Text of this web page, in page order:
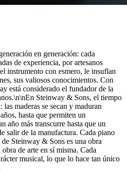
en generación: cada
de experiencia, por artesanos
instrumento con esmero, le insuflan
sus valiosos conocimientos. Con
está considerado el fundador de la
Steinway ⁠&⁠ Sons, el tiempo
maderas se secan y maduran
hasta que permiten un
año más transcurre hasta que un
salir de la manufactura. Cada piano
Steinway ⁠&⁠ Sons es una obra
de arte en sí misma. Cada
musical, lo que lo hace tan único